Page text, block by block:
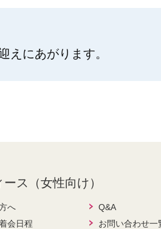
えにあがります。
ース（女性向け）
へ
会日程
Q&A
お問い合わせ一